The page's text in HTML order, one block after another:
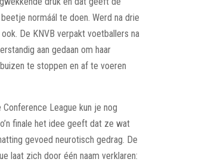
normáál te doen. Werd na drie
De KNVB verpakt voetballers na
aan gedaan om haar
te stoppen en af te voeren
Conference League kun je nog
finale het idee geeft dat ze wat
gevoed neurotisch gedrag. De
laat zich door één naam verklaren: